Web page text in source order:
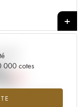
+
000 cotes
2026 par rapport à